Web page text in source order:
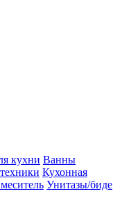
кухни Ванны
Кухонная
Унитазы/биде